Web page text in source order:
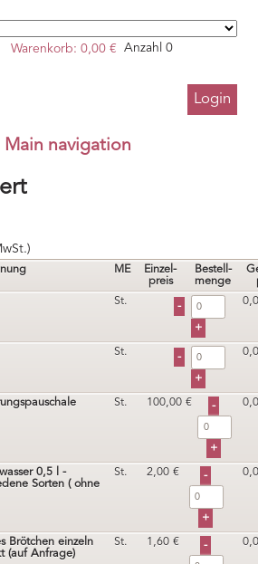
Login
Warenkorb: 0,00€ Anzahl 0
Main navigation
ME
Einzel-
preis
Bestell-
menge
St.
St.
St. 100,00€
0,5 l -
Sorten ( ohne
St. 2,00€
Brötchen einzeln
(auf Anfrage)
St. 1,60€